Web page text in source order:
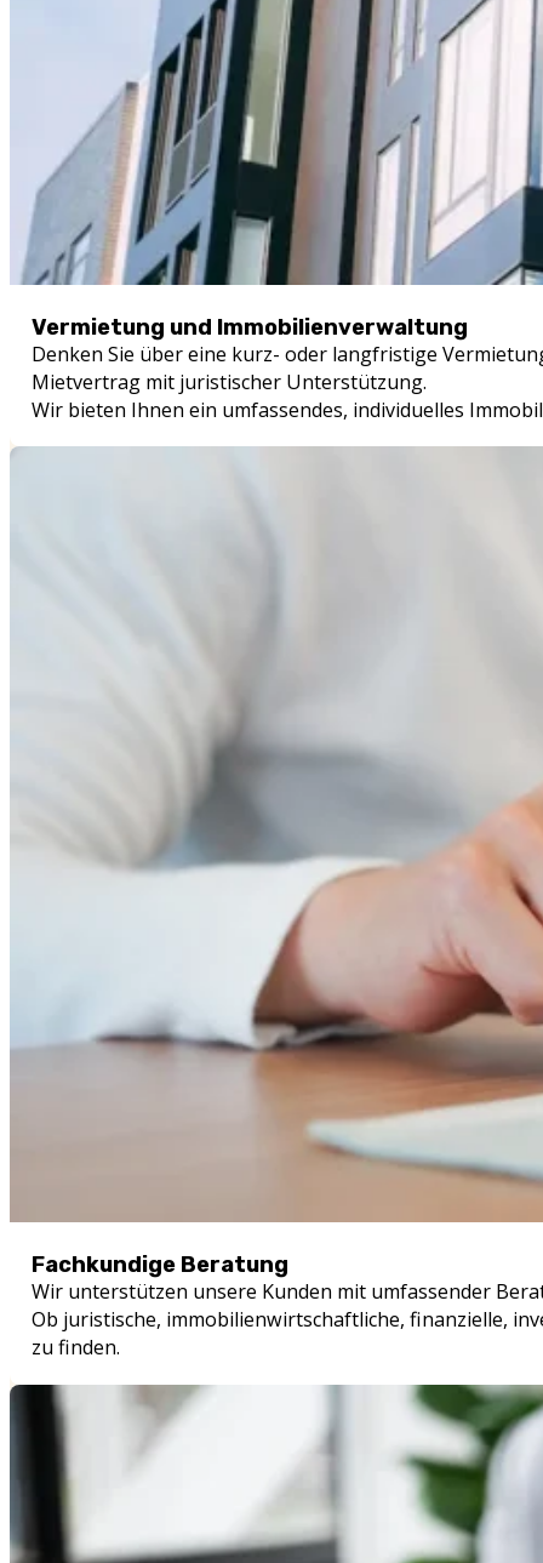
Vermietung und Immobilienverwaltung
Denken Sie über eine kurz- oder langfristige
Mietvertrag mit juristischer Unterstützung.
Wir bieten Ihnen ein umfassendes, individuelles
Fachkundige Beratung
Wir unterstützen unsere Kunden mit umfassender
Ob juristische, immobilienwirtschaftliche, finanzielle,
zu finden.